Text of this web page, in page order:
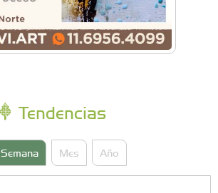
Tendencias
Semana Mes Año